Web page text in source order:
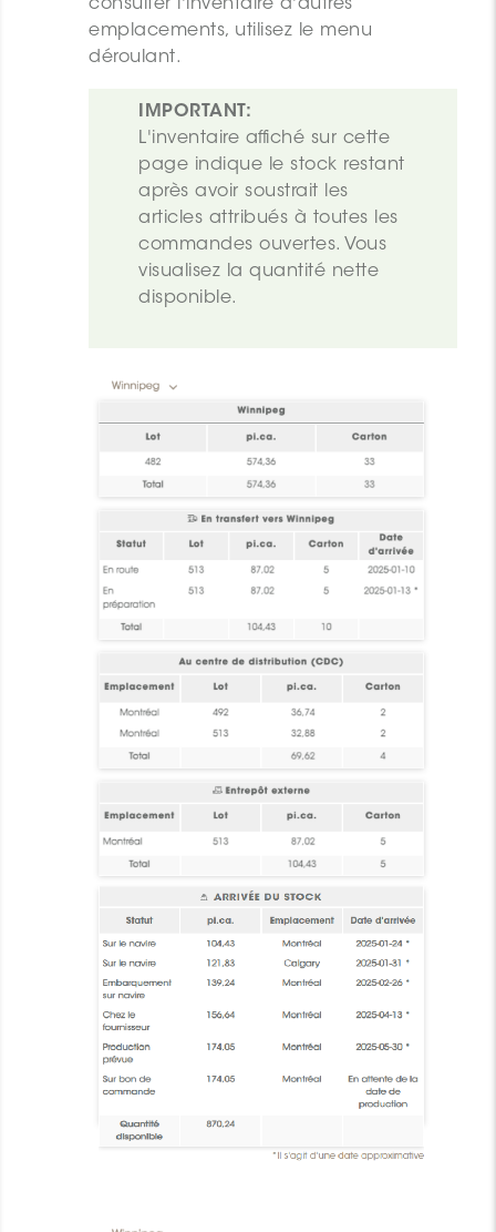
consulter l'inventaire d'autres
emplacements, utilisez le menu
déroulant.
IMPORTANT:
L'inventaire affiché sur cette
page indique le stock restant
après avoir soustrait les
articles attribués à toutes les
commandes ouvertes. Vous
visualisez la quantité nette
disponible.